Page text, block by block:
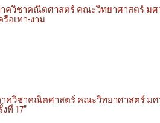
ควิชาคณิตศาสตร์ คณะวิทยาศาสตร์ มศ
อเทา-งาม
ควิชาคณิตศาสตร์ คณะวิทยาศาสตร์ มศ
ที่ 17”